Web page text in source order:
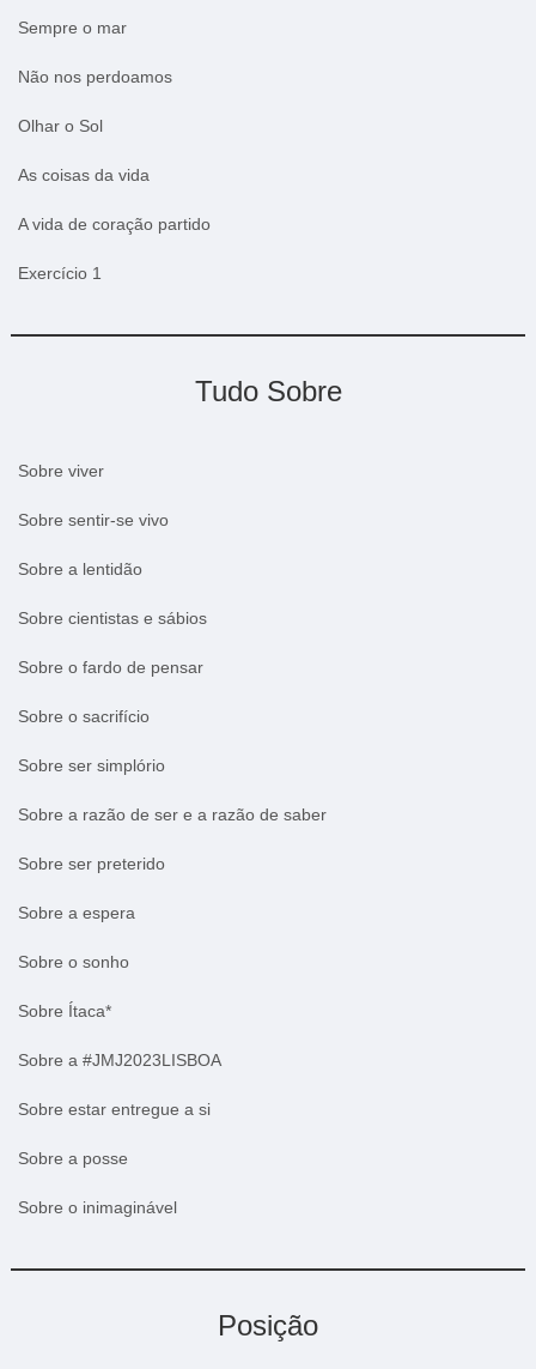
Sempre o mar
Não nos perdoamos
Olhar o Sol
As coisas da vida
A vida de coração partido
Exercício 1
Tudo Sobre
Sobre viver
Sobre sentir-se vivo
Sobre a lentidão
Sobre cientistas e sábios
Sobre o fardo de pensar
Sobre o sacrifício
Sobre ser simplório
Sobre a razão de ser e a razão de saber
Sobre ser preterido
Sobre a espera
Sobre o sonho
Sobre Ítaca*
Sobre a #JMJ2023LISBOA
Sobre estar entregue a si
Sobre a posse
Sobre o inimaginável
Posição